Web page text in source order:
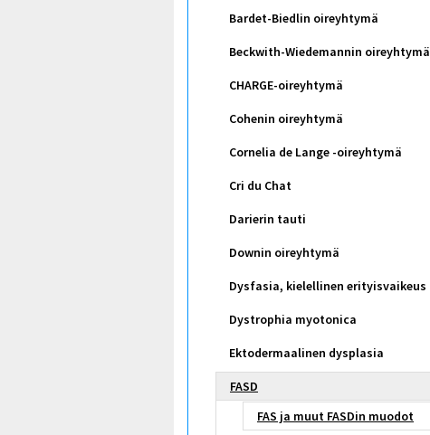
Bardet-Biedlin oireyhtymä
Beckwith-Wiedemannin oireyhtymä
CHARGE-oireyhtymä
Cohenin oireyhtymä
Cornelia de Lange -oireyhtymä
Cri du Chat
Darierin tauti
Downin oireyhtymä
Dysfasia, kielellinen erityisvaikeus
Dystrophia myotonica
Ektodermaalinen dysplasia
FASD
FAS ja muut FASDin muodot